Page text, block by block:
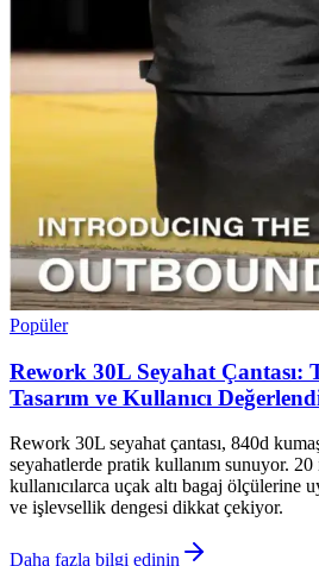
Popüler
Rework 30L Seyahat Çantası:
Tasarım ve Kullanıcı
Rework 30L seyahat çantası, 840d
seyahatlerde pratik kullanım sunuyor.
kullanıcılarca uçak altı bagaj ölçülerine
ve işlevsellik dengesi dikkat çekiyor.
Daha fazla bilgi edinin